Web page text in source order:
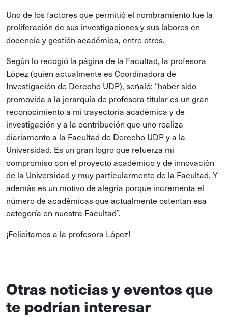
Uno de los factores que permitió el nombramiento fue la
proliferación de sus investigaciones y sus labores en
docencia y gestión académica, entre otros.
Según lo recogió la página de la Facultad, la profesora
López (quien actualmente es Coordinadora de
Investigación de Derecho UDP), señaló: “haber sido
promovida a la jerarquía de profesora titular es un gran
reconocimiento a mi trayectoria académica y de
investigación y a la contribución que uno realiza
diariamente a la Facultad de Derecho UDP y a la
Universidad. Es un gran logro que refuerza mi
compromiso con el proyecto académico y de innovación
de la Universidad y muy particularmente de la Facultad. Y
además es un motivo de alegría porque incrementa el
número de académicas que actualmente ostentan esa
categoría en nuestra Facultad”.
¡Felicitamos a la profesora López!
Otras noticias y eventos que
te podrían interesar